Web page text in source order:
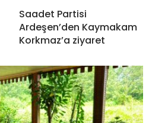
Saadet Partisi
Ardeşen’den Kaymakam
Korkmaz’a ziyaret